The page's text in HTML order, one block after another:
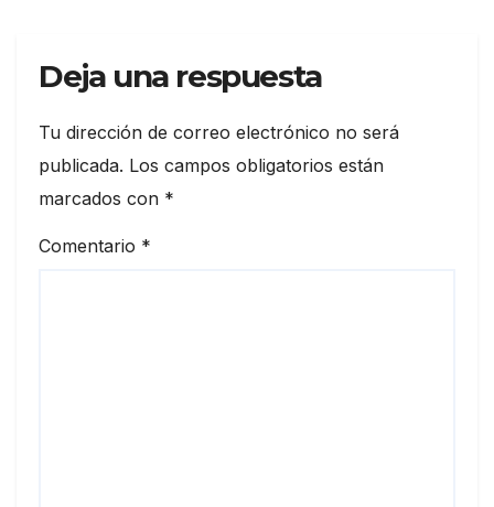
Deja una respuesta
Tu dirección de correo electrónico no será
publicada. Los campos obligatorios están
marcados con *
Comentario *